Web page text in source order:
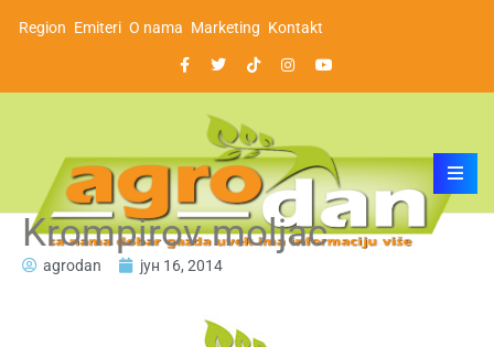
Region Emiteri O nama Marketing Kontakt
Krompirov moljac
agrodan јун 16, 2014